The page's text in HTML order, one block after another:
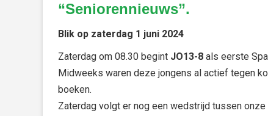
“Seniorennieuws”.
Blik op zaterdag 1 juni 2024
Zaterdag om 08.30 begint JO13-8 als eerste
Midweeks waren deze jongens al actief tegen
boeken.
Zaterdag volgt er nog een wedstrijd tussen onze